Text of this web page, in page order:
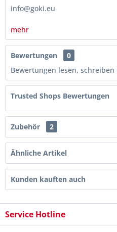
info@goki.eu
mehr
Bewertungen
0
Bewertungen lesen,
Trusted Shops Bewertungen
Zubehör 2
Ähnliche Artikel
Kunden kauften auch
Service Hotline